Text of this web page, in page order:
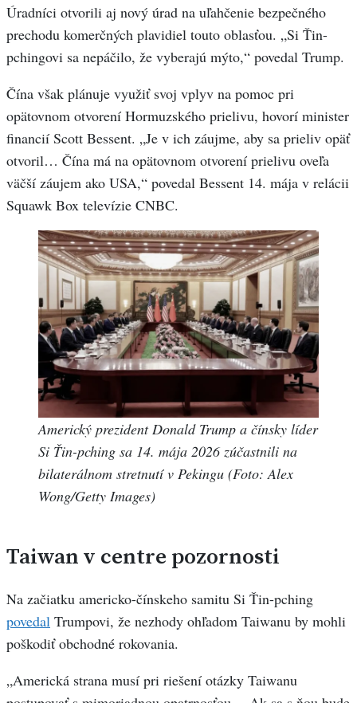
Úradníci otvorili aj nový úrad na uľahčenie bezpečného
prechodu komerčných plavidiel touto oblasťou. „Si Ťin-
pchingovi sa nepáčilo, že vyberajú mýto,“ povedal Trump.
Čína však plánuje využiť svoj vplyv na pomoc pri
opätovnom otvorení Hormuzského prielivu, hovorí minister
financií Scott Bessent. „Je v ich záujme, aby sa prieliv opäť
otvoril… Čína má na opätovnom otvorení prielivu oveľa
väčší záujem ako USA,“ povedal Bessent 14. mája v relácii
Squawk Box televízie CNBC.
Americký prezident Donald Trump a čínsky líder
Si Ťin-pching sa 14. mája 2026 zúčastnili na
bilaterálnom stretnutí v Pekingu (Foto: Alex
Wong/Getty Images)
Taiwan v centre pozornosti
Na začiatku americko-čínskeho samitu Si Ťin-pching
povedal Trumpovi, že nezhody ohľadom Taiwanu by mohli
poškodiť obchodné rokovania.
„Americká strana musí pri riešení otázky Taiwanu